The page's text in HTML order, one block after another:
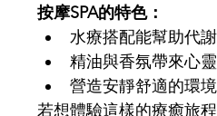
按摩SPA的特色：
水療搭配能幫助代
精油與香氛帶來心
營造安靜舒適的環
若想體驗這樣的療癒旅